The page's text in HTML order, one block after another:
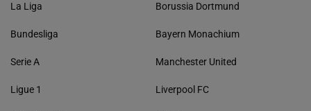
La Liga
Bundesliga
Serie A
Ligue 1
Borussia Dortmund
Bayern Monachium
Manchester United
Liverpool FC